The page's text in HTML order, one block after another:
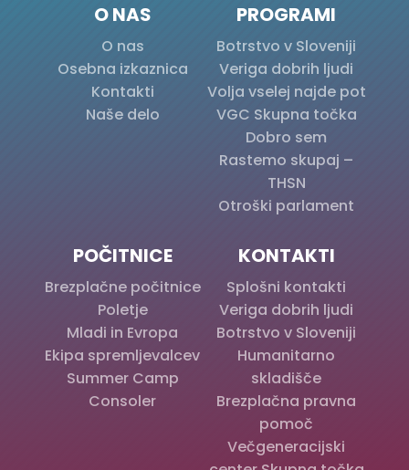
O NAS
O nas
Osebna izkaznica
Kontakti
Naše delo
PROGRAMI
Botrstvo v Sloveniji
Veriga dobrih ljudi
Volja vselej najde pot
VGC Skupna točka
Dobro sem
Rastemo skupaj –
THSN
Otroški parlament
POČITNICE
Brezplačne počitnice
Poletje
Mladi in Evropa
Ekipa spremljevalcev
Summer Camp
Consoler
KONTAKTI
Splošni kontakti
Veriga dobrih ljudi
Botrstvo v Sloveniji
Humanitarno
skladišče
Brezplačna pravna
pomoč
Večgeneracijski